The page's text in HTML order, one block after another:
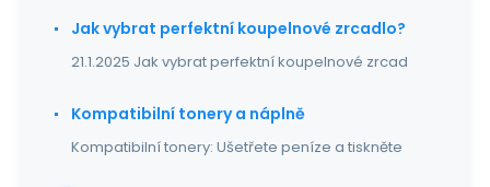
Jak vybrat perfektní koupelnové zrcadlo?
21.1.2025 Jak vybrat perfektní koupelnové zrcad
Kompatibilní tonery a náplně
Kompatibilní tonery: Ušetřete peníze a tiskněte